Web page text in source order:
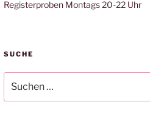
Registerproben Montags 20-22 Uhr
SUCHE
nach: